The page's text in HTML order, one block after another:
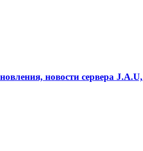
новости сервера